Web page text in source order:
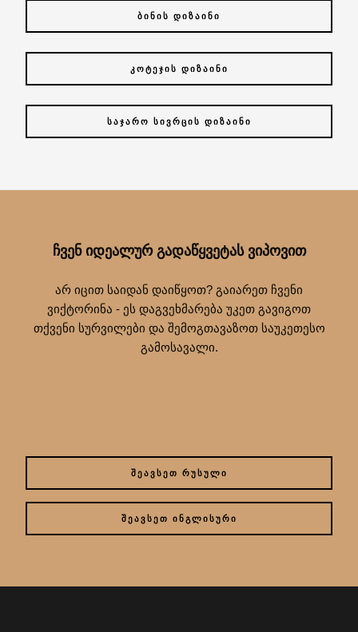
ᲑᲘᲜᲘᲡ ᲓᲘᲖᲐᲘᲜᲘ
ᲙᲝᲢᲔᲯᲘᲡ ᲓᲘᲖᲐᲘᲜᲘ
ᲡᲐᲯᲐᲠᲝ ᲡᲘᲕᲠᲪᲘᲡ ᲓᲘᲖᲐᲘᲜᲘ
ᲩᲕᲔᲜ ᲘᲓᲔᲐᲚᲣᲠ ᲒᲐᲓᲐᲬᲧᲕᲔᲢᲐᲡ ᲕᲘᲞᲝᲕᲘᲗ
არ იცით საიდან დაიწყოთ? გაიარეთ ჩვენი
ვიქტორინა - ეს დაგვეხმარება უკეთ გავიგოთ
თქვენი სურვილები და შემოგთავაზოთ საუკეთესო
გამოსავალი.
ᲨᲔᲐᲕᲡᲔᲗ ᲠᲣᲡᲣᲚᲘ
ᲨᲔᲐᲕᲡᲔᲗ ᲘᲜᲒᲚᲘᲡᲣᲠᲘ